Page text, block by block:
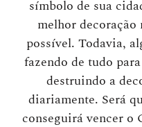
símbolo de sua
melhor decoração
possível. Todavia,
fazendo de tudo
destruindo a
diariamente. Será
conseguirá vencer o